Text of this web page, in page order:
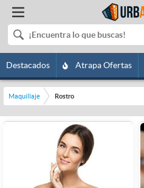
Destacados Atrapa Ofertas
Maquillaje Rostro